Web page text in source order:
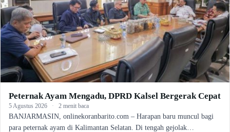
Peternak Ayam Mengadu, DPRD Kalsel Bergerak Cepat
5 Agustus 2026 · 2 menit baca
BANJARMASIN, onlinekoranbarito.com – Harapan baru muncul bagi
para peternak ayam di Kalimantan Selatan. Di tengah gejolak…